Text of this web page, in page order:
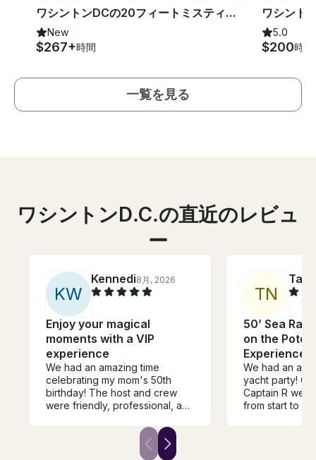
ワシントンDCの20フィートミスティハーバーポンツーンボートレンタル（最大10名様）
New
$267+時間
5.0
$200時間
一覧を見る
ワシントンD.C.の直近のレビュ
ー
KW
Kennedi8月, 2026
Enjoy your magical
moments with a VIP
experience
We had an amazing time
celebrating my mom's 50th
birthday! The host and crew
were friendly, professional, and
much fun. The yacht was
beautiful, and everything, for
the most part, went smoothly.
TN
Tabe
50’ Sea
on the
Experience
We had an
yacht party!
Captain R
from start to